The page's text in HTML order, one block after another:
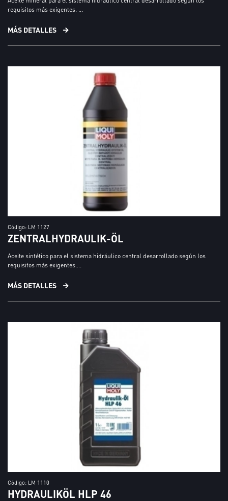
requisitos más exigentes. ...
MÁS DETALLES
Código: LM 1127
ZENTRALHYDRAULIK-ÖL
Aceite sintético para el sistema hidráulico central desarrollado según los
requisitos más exigentes....
MÁS DETALLES
Código: LM 1110
HYDRAULIKÖL HLP 46